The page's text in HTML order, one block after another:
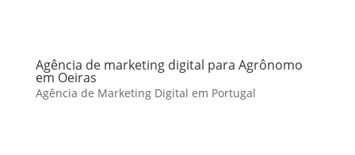
Agência de marketing digital para Agrônomo
em Oeiras
Agência de Marketing Digital em Portugal